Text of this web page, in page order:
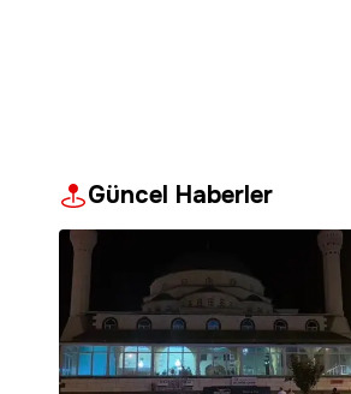
Güncel Haberler